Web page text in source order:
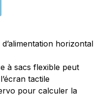
horizontal
à sacs flexible peut
tactile
pour calculer la